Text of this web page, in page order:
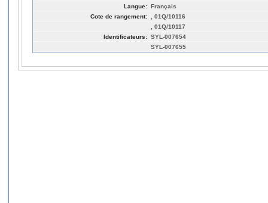
Langue: Français
Cote de rangement:
, 01Q/10116
, 01Q/10117
Identificateurs: SYL-007654
SYL-007655